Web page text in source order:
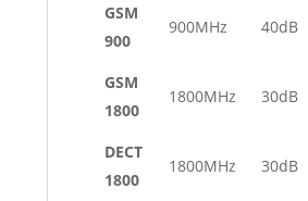
GSM
900
900MHz 40dB
GSM
1800
1800MHz 30dB
DECT
1800
1800MHz 30dB